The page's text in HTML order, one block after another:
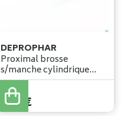
DEPROPHAR
Proximal brosse
s/manche cylindrique
large 5 p23
4,68 €